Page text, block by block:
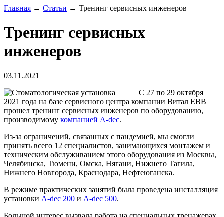
Главная → Статьи → Тренинг сервисных инженеров
Тренинг сервисных
инженеров
03.11.2021
С 27 по 29 октября
2021 года на базе сервисного центра компании Витал ЕВВ
прошел тренинг сервисных инженеров по оборудованию,
производимому компанией A-dec.
Из-за ограничений, связанных с пандемией, мы смогли
принять всего 12 специалистов, занимающихся монтажем и
техническим обслуживанием этого оборудования из Москвы,
Челябинска, Тюмени, Омска, Нягани, Нижнего Тагила,
Нижнего Новгорода, Краснодара, Нефтеюганска.
В режиме практических занятий была проведена инсталляция
установки A-dec 200 и А-dec 500.